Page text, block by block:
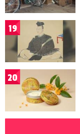
19
20